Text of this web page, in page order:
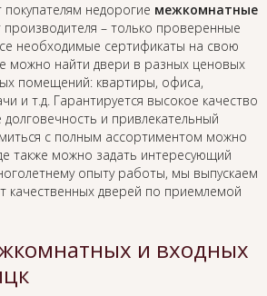
недорогие межкомнатные
производителя – только проверенные
необходимые сертификаты на свою
можно найти двери в разных ценовых
помещений: квартиры, офиса,
и т.д. Гарантируется высокое качество
долговечность и привлекательный
с полным ассортиментом можно
также можно задать интересующий
опыту работы, мы выпускаем
качественных дверей по приемлемой
и входных